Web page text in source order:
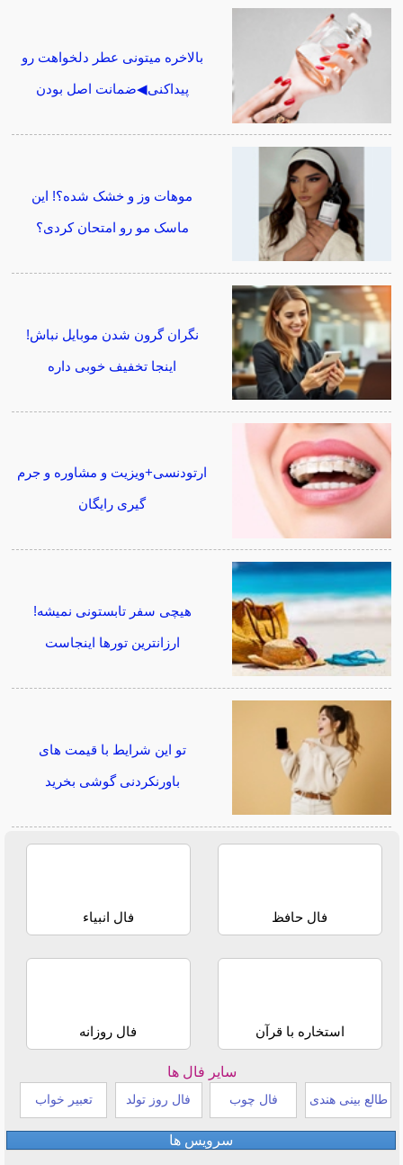
بالاخره میتونی عطر دلخواهت رو
پیداکنی◀ضمانت اصل بودن
موهات وز و خشک شده؟! این
ماسک مو رو امتحان کردی؟
نگران گرون شدن موبایل نباش!
اینجا تخفیف خوبی داره
ارتودنسی+ویزیت و مشاوره و جرم
گیری رایگان
هیچی سفر تابستونی نمیشه!
ارزانترین تورها اینجاست
تو این شرایط با قیمت های
باورنکردنی گوشی بخرید
فال حافظ فال انبیاء
استخاره با قرآن فال روزانه
سایر فال ها
طالع بینی هندی فال چوب فال روز تولد تعبیر خواب
سرویس ها